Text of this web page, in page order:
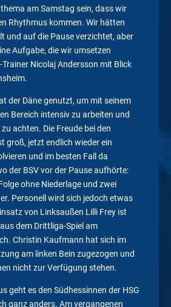
am Samstag sein, dass wir
Rhythmus kommen. Wir hätten
und auf die Pause verzichtet, aber
Aufgabe, die wir umsetzen
Trainer Nicolaj Andersson mit Blick
der Däne genutzt, um mit seinem
Bereich intensiv zu arbeiten und
achten. Die Freude bei den
groß, jetzt endlich wieder ein
und im besten Fall da
der BSV vor der Pause aufhörte:
ohne Niederlage und zwei
Personell wird sich jedoch etwas
von Linksaußen Lilli Frey ist
dem Drittliga-Spiel am
Christin Kaufmann hat sich im
am linken Bein zugezogen und
nicht zur Verfügung stehen.
geht es den Südhessinnen der HSG
ganz anders. Am vergangenen